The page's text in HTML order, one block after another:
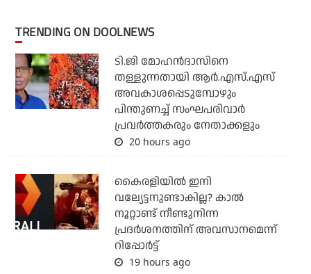
TRENDING ON DOOLNEWS
ടി.ജി മോഹന്‍ദാസിനെ
തള്ളുന്നതായി ആര്‍.എസ്.എസ്
അവകാശപ്പെടുമ്പോഴും
പിന്തുണച്ച് സംഘപരിവാര്‍
പ്രവര്‍ത്തകരും നേതാക്കളും
20 hours ago
കൈരളിയില്‍ ഇനി
വല്യേട്ടനുണ്ടാകില്ല? കാല്‍
നൂറ്റാണ്ട് നീണ്ടുനിന്ന
പ്രദര്‍ശനത്തിന് അവസാനമെന്ന്
റിപ്പോര്‍ട്ട്
19 hours ago